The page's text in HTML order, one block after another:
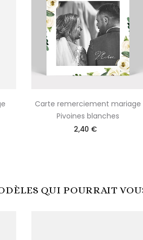
Carte remerciement mariage
Pivoines blanches
2,40 €
QUI POURRAIT